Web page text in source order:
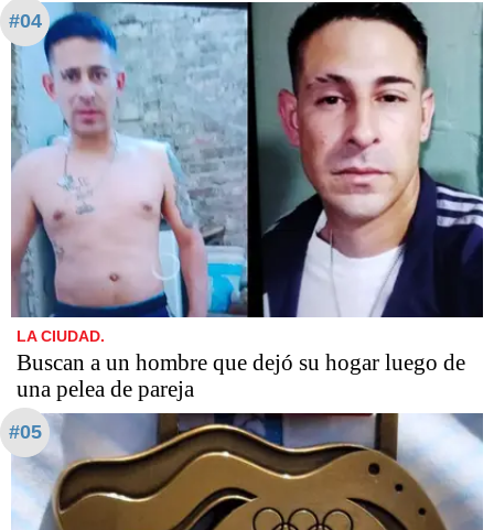
#04
LA CIUDAD.
Buscan a un hombre que dejó su hogar luego de
una pelea de pareja
#05